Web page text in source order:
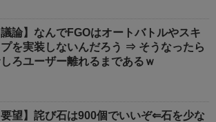
議論】なんでFGOはオートバトルやスキ
プを実装しないんだろう ⇒ そうなったら
ろユーザー離れるまであるｗ
要望】詫び石は900個でいいぞ⇐石を少な